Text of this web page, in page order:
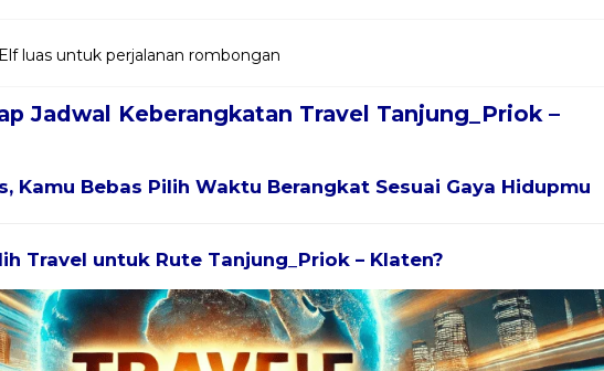
luas untuk perjalanan rombongan
Jadwal Keberangkatan Travel Tanjung_Priok –
, Kamu Bebas Pilih Waktu Berangkat Sesuai Gaya Hidupmu
Travel untuk Rute Tanjung_Priok – Klaten?